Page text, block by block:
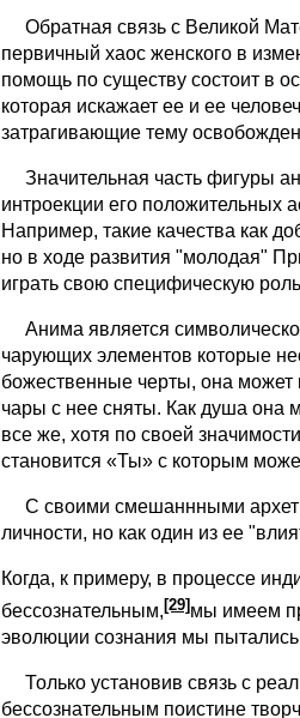
Обратная связь с Великой
первичный хаос женского в
помощь по существу состоит в
которая искажает ее и ее
затрагивающие тему
Значительная часть фигуры
интроекции его положительных
Например, такие качества как
но в ходе развития "молодая"
играть свою специфическую
Анима является
чарующих элементов которые
божественные черты, она может
чары с нее сняты. Как душа она
все же, хотя по своей
становится «Ты» с которым
С своими смешаннными
личности, но как один из ее
Когда, к примеру, в процессе
бессознательным,[29]мы имеем
эволюции сознания мы пытались
Только установив связь с
бессознательным поистине